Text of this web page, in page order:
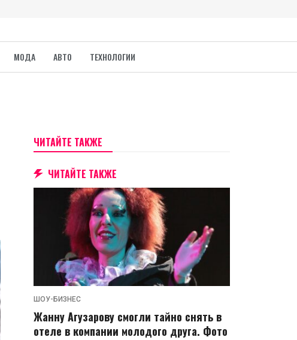
МОДА АВТО ТЕХНОЛОГИИ
ЧИТАЙТЕ ТАКЖЕ
ЧИТАЙТЕ ТАКЖЕ
ШОУ-БИЗНЕС
Жанну Агузарову смогли тайно снять в
отеле в компании молодого друга. Фото